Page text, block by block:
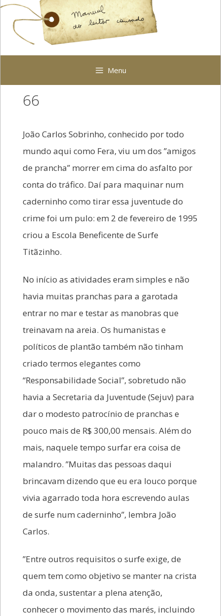
Pular
para
conteúdo
Menu
66
João Carlos Sobrinho, conhecido por todo
mundo aqui como Fera, viu um dos ’’amigos
de prancha’’ morrer em cima do asfalto por
conta do tráfico. Daí para maquinar num
caderninho como tirar essa juventude do
crime foi um pulo: em 2 de fevereiro de 1995
criou a Escola Beneficente de Surfe
Titãzinho.
No início as atividades eram simples e não
havia muitas pranchas para a garotada
entrar no mar e testar as manobras que
treinavam na areia. Os humanistas e
políticos de plantão também não tinham
criado termos elegantes como
“Responsabilidade Social”, sobretudo não
havia a Secretaria da Juventude (Sejuv) para
dar o modesto patrocínio de pranchas e
pouco mais de R$ 300,00 mensais. Além do
mais, naquele tempo surfar era coisa de
malandro. ’’Muitas das pessoas daqui
brincavam dizendo que eu era louco porque
vivia agarrado toda hora escrevendo aulas
de surfe num caderninho’’, lembra João
Carlos.
’’Entre outros requisitos o surfe exige, de
quem tem como objetivo se manter na crista
da onda, sustentar a plena atenção,
conhecer o movimento das marés, incluindo